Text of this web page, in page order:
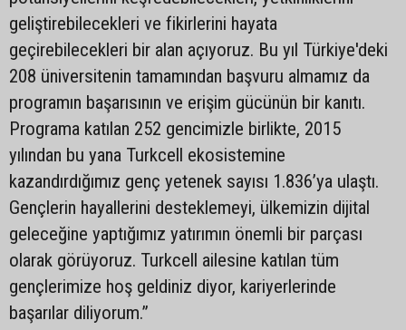
geliştirebilecekleri ve fikirlerini hayata
geçirebilecekleri bir alan açıyoruz. Bu yıl Türkiye'deki
208 üniversitenin tamamından başvuru almamız da
programın başarısının ve erişim gücünün bir kanıtı.
Programa katılan 252 gencimizle birlikte, 2015
yılından bu yana Turkcell ekosistemine
kazandırdığımız genç yetenek sayısı 1.836’ya ulaştı.
Gençlerin hayallerini desteklemeyi, ülkemizin dijital
geleceğine yaptığımız yatırımın önemli bir parçası
olarak görüyoruz. Turkcell ailesine katılan tüm
gençlerimize hoş geldiniz diyor, kariyerlerinde
başarılar diliyorum.”